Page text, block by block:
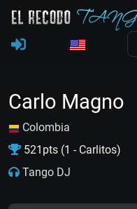
Carlo Magno
Colombia
521pts (1 - Carlitos)
Tango DJ